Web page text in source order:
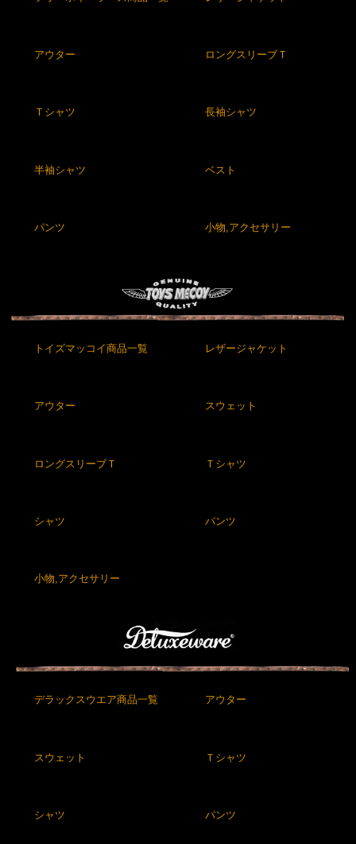
アウター ロングスリーブＴ
Ｔシャツ 長袖シャツ
半袖シャツ ベスト
パンツ 小物,アクセサリー
トイズマッコイ商品一覧 レザージャケット
アウター スウェット
ロングスリーブＴ Ｔシャツ
シャツ パンツ
小物,アクセサリー
デラックスウエア商品一覧 アウター
スウェット Ｔシャツ
シャツ パンツ